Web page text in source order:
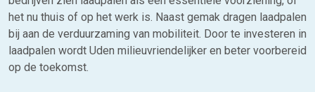
het nu thuis of op het werk is. Naast gemak dragen laadpalen
bij aan de verduurzaming van mobiliteit. Door te investeren in
laadpalen wordt Uden milieuvriendelijker en beter voorbereid
op de toekomst.